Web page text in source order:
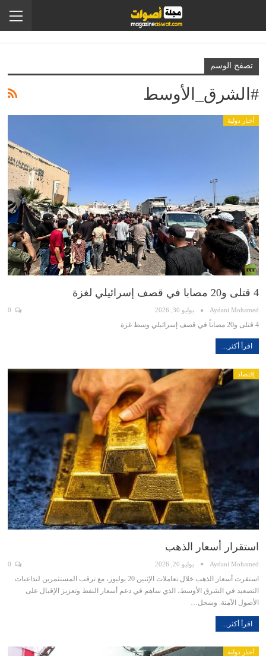
تصفح الوسم
#الشرق_الأوسط
أخبار دولية
4 قتلى و20 مصابا في قصف إسرائيلي لغزة
Aydani Mohamed يوليو 30, 2026
4 قتلى و20 مصاباً في قصف إسرائيلي وسط غزة
اقرأ أكثر...
إقتصاد
استقرار أسعار الذهب
Aydani Mohamed يوليو 20, 2026
استقرت أسعار الذهب خلال تعاملات الإثنين 20 يوليوز، مع ترقب المستثمرين لتداعيات
التصعيد في الشرق الأوسط، الذي ساهم في دعم أسعار النفط وتعزيز الإقبال على
الأصول الآمنة. وسجل…
اقرأ أكثر...
أخبار دولية